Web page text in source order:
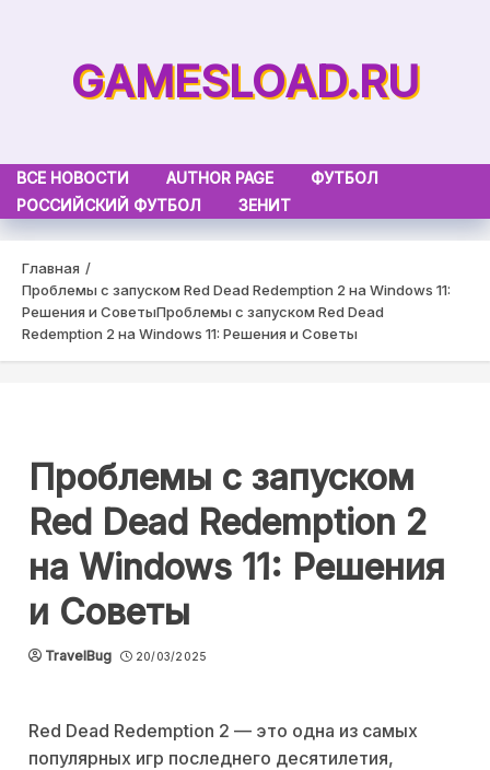
GAMESLOAD.RU
ВСЕ НОВОСТИ AUTHOR PAGE
ФУТБОЛ
РОССИЙСКИЙ ФУТБОЛ
ЗЕНИТ
Главная
Проблемы с запуском Red Dead Redemption 2 на Windows 11:
Решения и СоветыПроблемы с запуском Red Dead
Redemption 2 на Windows 11: Решения и Советы
Проблемы с запуском
Red Dead Redemption 2
на Windows 11: Решения
и Советы
TravelBug 20/03/2025
Red Dead Redemption 2 — это одна из самых
популярных игр последнего десятилетия,